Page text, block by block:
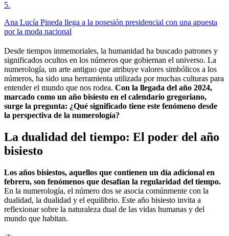
5.
Ana Lucía Pineda llega a la posesión presidencial con una apuesta
por la moda nacional
Desde tiempos inmemoriales, la humanidad ha buscado patrones y
significados ocultos en los números que gobiernan el universo. La
numerología, un arte antiguo que atribuye valores simbólicos a los
números, ha sido una herramienta utilizada por muchas culturas para
entender el mundo que nos rodea. Con la llegada del año 2024,
marcado como un año bisiesto en el calendario gregoriano,
surge la pregunta: ¿Qué significado tiene este fenómeno desde
la perspectiva de la numerología?
La dualidad del tiempo: El poder del año
bisiesto
Los años bisiestos, aquellos que contienen un día adicional en
febrero, son fenómenos que desafían la regularidad del tiempo.
En la numerología, el número dos se asocia comúnmente con la
dualidad, la dualidad y el equilibrio. Este año bisiesto invita a
reflexionar sobre la naturaleza dual de las vidas humanas y del
mundo que habitan.